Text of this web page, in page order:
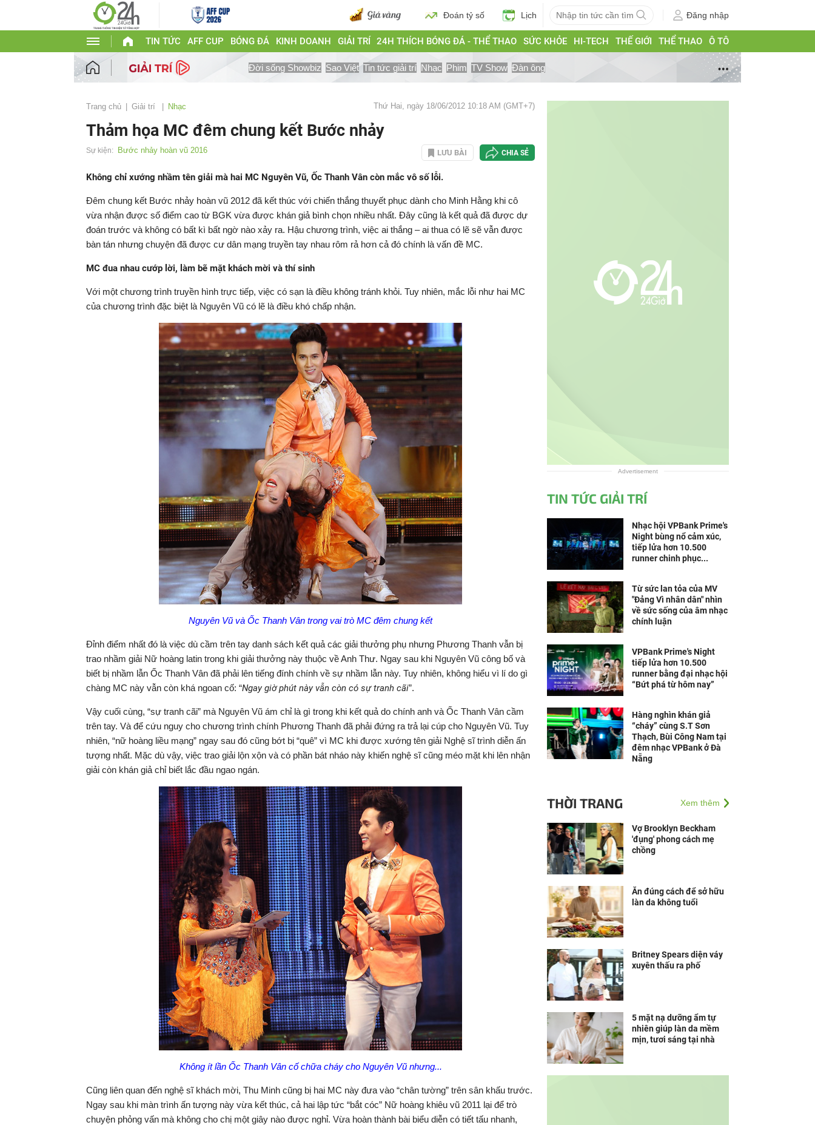
Đoán tỷ số Lịch Đăng nhập
TIN TỨC AFF CUP BÓNG ĐÁ KINH DOANH GIẢI TRÍ 24H THÍCH BÓNG ĐÁ - THỂ THAO SỨC KHỎE HI-TECH THẾ GIỚI THỂ THAO Ô TÔ
Đời sống Showbiz Sao Việt Tin tức giải trí Nhạc Phim TV Show Đàn ông
Trang chủ Giải trí Nhạc Thứ Hai, ngày 18/06/2012 10:18 AM (GMT+7)
Thảm họa MC đêm chung kết Bước nhảy
Sự kiện: Bước nhảy hoàn vũ 2016 LƯU BÀI CHIA SẺ
Không chỉ xướng nhầm tên giải mà hai MC Nguyên Vũ, Ốc Thanh Vân còn mắc vô số lỗi.
Đêm chung kết Bước nhảy hoàn vũ 2012 đã kết thúc với chiến thắng thuyết phục dành cho Minh Hằng khi cô
vừa nhận được số điểm cao từ BGK vừa được khán giả bình chọn nhiều nhất. Đây cũng là kết quả đã được dự
đoán trước và không có bất kì bất ngờ nào xảy ra. Hậu chương trình, việc ai thắng – ai thua có lẽ sẽ vẫn được
bàn tán nhưng chuyện đã được cư dân mạng truyền tay nhau rôm rả hơn cả đó chính là vấn đề MC.
MC đua nhau cướp lời, làm bẽ mặt khách mời và thí sinh
Với một chương trình truyền hình trực tiếp, việc có sạn là điều không tránh khỏi. Tuy nhiên, mắc lỗi như hai MC
của chương trình đặc biệt là Nguyên Vũ có lẽ là điều khó chấp nhận.
Nguyên Vũ và Ốc Thanh Vân trong vai trò MC đêm chung kết
Đỉnh điểm nhất đó là việc dù cầm trên tay danh sách kết quả các giải thưởng phụ nhưng Phương Thanh vẫn bị
trao nhầm giải Nữ hoàng latin trong khi giải thưởng này thuộc về Anh Thư. Ngay sau khi Nguyên Vũ công bố và
biết bị nhầm lẫn Ốc Thanh Vân đã phải lên tiếng đính chính về sự nhầm lẫn này. Tuy nhiên, không hiểu vì lí do gì
chàng MC này vẫn còn khá ngoan cố: “Ngay giờ phút này vẫn còn có sự tranh cãi”.
Vậy cuối cùng, “sự tranh cãi” mà Nguyên Vũ ám chỉ là gì trong khi kết quả do chính anh và Ốc Thanh Vân cầm
trên tay. Và để cứu nguy cho chương trình chính Phương Thanh đã phải đứng ra trả lại cúp cho Nguyên Vũ. Tuy
nhiên, “nữ hoàng liều mạng” ngay sau đó cũng bớt bị “quê” vì MC khi được xướng tên giải Nghệ sĩ trình diễn ấn
tượng nhất. Mặc dù vậy, việc trao giải lộn xộn và có phần bát nháo này khiến nghệ sĩ cũng méo mặt khi lên nhận
giải còn khán giả chỉ biết lắc đầu ngao ngán.
Không ít lần Ốc Thanh Vân cố chữa cháy cho Nguyên Vũ nhưng...
Cũng liên quan đến nghệ sĩ khách mời, Thu Minh cũng bị hai MC này đưa vào “chân tường” trên sân khấu trước.
Ngay sau khi màn trình ấn tượng này vừa kết thúc, cả hai lập tức “bắt cóc” Nữ hoàng khiêu vũ 2011 lại để trò
chuyện phỏng vấn mà không cho chị một giây nào được nghỉ. Vừa hoàn thành bài biểu diễn có tiết tấu nhanh,
Advertisement
TIN TỨC GIẢI TRÍ
Nhạc hội VPBank Prime's
Night bùng nổ cảm xúc,
tiếp lửa hơn 10.500
runner chinh phục...
Từ sức lan tỏa của MV
"Đảng Vì nhân dân" nhìn
về sức sống của âm nhạc
chính luận
VPBank Prime's Night
tiếp lửa hơn 10.500
runner bằng đại nhạc hội
“Bứt phá từ hôm nay”
Hàng nghìn khán giả
“cháy” cùng S.T Sơn
Thạch, Bùi Công Nam tại
đêm nhạc VPBank ở Đà
Nẵng
THỜI TRANG Xem thêm
Vợ Brooklyn Beckham
'đụng' phong cách mẹ
chồng
Ăn đúng cách để sở hữu
làn da không tuổi
Britney Spears diện váy
xuyên thấu ra phố
5 mặt nạ dưỡng ẩm tự
nhiên giúp làn da mềm
mịn, tươi sáng tại nhà